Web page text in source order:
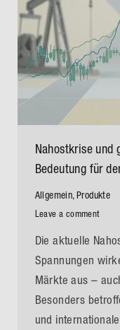
Nahostkrise und
Bedeutung für
Allgemein,Produkte
Leave a comment
Die aktuelle
Spannungen
Märkte aus –
Besonders
und